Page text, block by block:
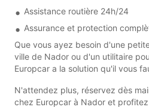
Assistance routière 24h/24
Assurance et protection
Que vous ayez besoin d'une
ville de Nador ou d'un utilitaire
Europcar a la solution qu'il vous
N'attendez plus, réservez dès
chez Europcar à Nador et